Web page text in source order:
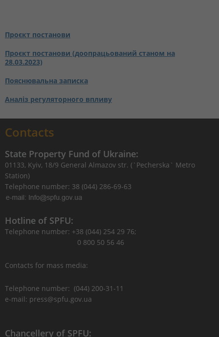
Проєкт постанови
Проєкт постанови (доопрацьований станом на
28.03.2023)
Пояснювальна записка
Аналіз регуляторного впливу
Contacts
State Property Fund of Ukraine:
01133, Kyiv, 18/9 General Almazov str. (`Pecherska` Metro
Station)
Telephone number: 38 (044) 286-69-63
Hotline of SPFU:
Telephone number: +38 (044) 254 29 76;
0 800 50 56 46
Contacts for mass media:
Telephone number: (044) 200-31-11
e-mail: press@spfu.gov.ua
Chancellery of SPFU: